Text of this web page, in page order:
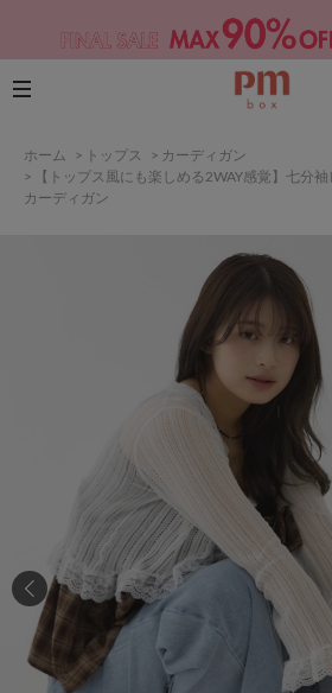
ホーム > トップス > カーディガン
>
【トップス風にも楽しめる2WAY感覚】七分
カーディガン